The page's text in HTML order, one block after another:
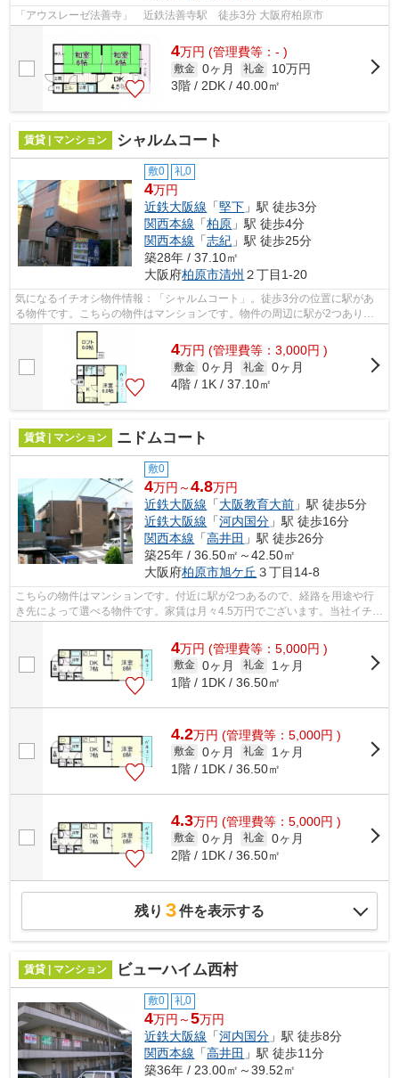
「アウスレーゼ法善寺」 近鉄法善寺駅 徒歩3分 大阪府柏原市
4万円 (管理費等：- )
敷金 0ヶ月 礼金
10万円
3階 / 2DK / 40.00㎡
賃貸 | マンション シャルムコート
敷0 礼0
4万円
近鉄大阪線 「堅下 」駅 徒歩3分
関西本線 「柏原 」駅 徒歩4分
関西本線 「志紀 」駅 徒歩25分
築28年 / 37.10㎡
大阪府柏原市清州 ２丁目1-20
気になるイチオシ物件情報：「シャルムコート」。徒歩3分の位置に駅があ
る物件です。こちらの物件はマンションです。物件の周辺に駅が2つあり、
よく電車を利用する方にピッタリです。...
4万円 (管理費等：3,000円 )
敷金 0ヶ月 礼金 0ヶ月
4階 / 1K / 37.10㎡
賃貸 | マンション ニドムコート
敷0
4万円～4.8万円
近鉄大阪線 「大阪教育大前 」駅 徒歩5分
近鉄大阪線 「河内国分 」駅 徒歩16分
関西本線 「高井田 」駅 徒歩26分
築25年 / 36.50㎡～42.50㎡
大阪府柏原市旭ケ丘 ３丁目14-8
こちらの物件はマンションです。付近に駅が2つあるので、経路を用途や行
き先によって選べる物件です。家賃は月々4.5万円でございます。当社イチオ
4万円 (管理費等：5,000円 )
敷金 0ヶ月 礼金
1ヶ月
1階 / 1DK / 36.50㎡
4.2万円 (管理費等：5,000円 )
敷金 0ヶ月 礼金
1ヶ月
1階 / 1DK / 36.50㎡
4.3万円 (管理費等：5,000円 )
敷金 0ヶ月 礼金 0ヶ月
2階 / 1DK / 36.50㎡
残り 3件を表示する
賃貸 | マンション ビューハイム西村
敷0 礼0
4万円～5万円
近鉄大阪線 「河内国分 」駅 徒歩8分
関西本線 「高井田 」駅 徒歩11分
築36年 / 23.00㎡～39.52㎡